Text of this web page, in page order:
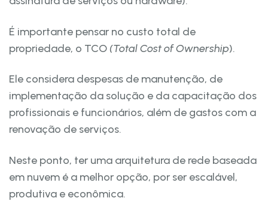
É importante pensar no custo total de
propriedade, o TCO (Total Cost of Ownership).
Ele considera despesas de manutenção, de
implementação da solução e da capacitação dos
profissionais e funcionários, além de gastos com a
renovação de serviços.
Neste ponto, ter uma arquitetura de rede baseada
em nuvem é a melhor opção, por ser escalável,
produtiva e econômica.